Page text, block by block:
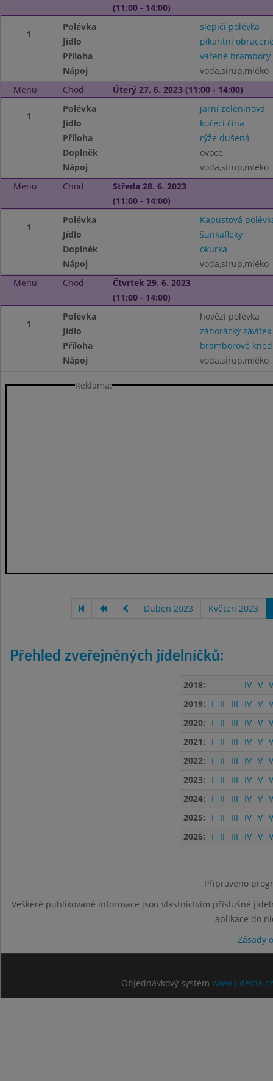
(11:00 - 14:00)
1
Polévka
slepičí polévka
Jídlo
pikantní
Příloha
vařené brambory
Nápoj
voda,sirup,mléko
Menu
Chod Úterý 27. 6. 2023 (11:00 - 14:00)
1
Polévka
jarní zeleninová
Jídlo
kuřecí čína
Příloha
rýže dušená
Doplněk
ovoce
Nápoj
voda,sirup,mléko
Menu
Chod
Středa 28. 6. 2023
(11:00 - 14:00)
1
Polévka
Kapustová
Jídlo
šunkafleky
Doplněk
okurka
Nápoj
voda,sirup,mléko
Menu
Chod
Čtvrtek 29. 6. 2023
(11:00 - 14:00)
1
Polévka
hovězí polévka
Jídlo
záhorácký závitek
Příloha
bramborové
Nápoj
voda,sirup,mléko
Reklama:
Duben 2023 Květen 2023
Přehled zveřejněných jídelníčků:
2018: IV V
2019:
I II III IV V
2020:
I II III IV V
2021:
I II III IV V
2022:
I II III IV V
2023:
I II III IV V
2024:
I II III IV V
2025:
I II III IV V
2026:
I II III IV V
Připraveno
Veškeré publikované informace jsou vlastnictvím příslušné
aplikace do
Zásady
Objednávkový systém www.jidelna.cz